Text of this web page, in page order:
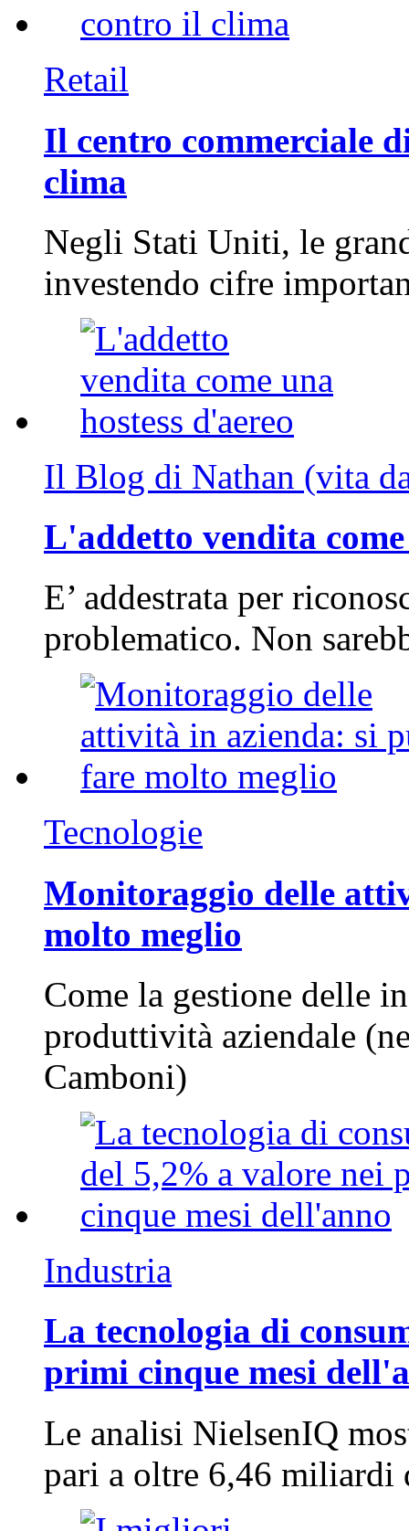
Retail
Il centro commerciale
clima
Negli Stati Uniti, le
investendo cifre
Il Blog di Nathan (vita
L'addetto vendita
E’ addestrata per
problematico. Non
Tecnologie
Monitoraggio delle
molto meglio
Come la gestione delle
produttività aziendale
Camboni)
Industria
La tecnologia di
primi cinque mesi
Le analisi NielsenIQ
pari a oltre 6,46